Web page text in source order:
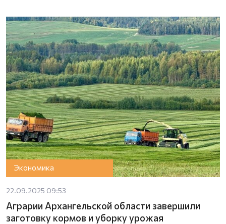
Экономика
22.09.2025 09:53
Аграрии Архангельской области завершили
заготовку кормов и уборку урожая